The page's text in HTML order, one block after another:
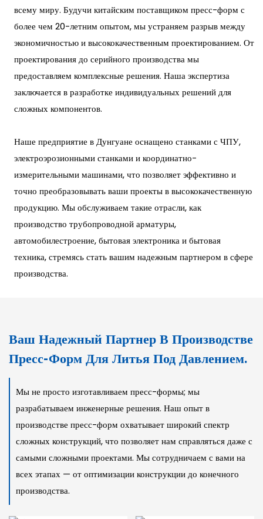
всему миру. Будучи китайским поставщиком пресс-форм с
более чем 20-летним опытом, мы устраняем разрыв между
экономичностью и высококачественным проектированием. От
проектирования до серийного производства мы
предоставляем комплексные решения. Наша экспертиза
заключается в разработке индивидуальных решений для
сложных компонентов.
Наше предприятие в Дунгуане оснащено станками с ЧПУ,
электроэрозионными станками и координатно-
измерительными машинами, что позволяет эффективно и
точно преобразовывать ваши проекты в высококачественную
продукцию. Мы обслуживаем такие отрасли, как
производство трубопроводной арматуры,
автомобилестроение, бытовая электроника и бытовая
техника, стремясь стать вашим надежным партнером в сфере
производства.
Ваш Надежный Партнер В Производстве
Пресс-Форм Для Литья Под Давлением.
Мы не просто изготавливаем пресс-формы; мы
разрабатываем инженерные решения. Наш опыт в
производстве пресс-форм охватывает широкий спектр
сложных конструкций, что позволяет нам справляться даже с
самыми сложными проектами. Мы сотрудничаем с вами на
всех этапах — от оптимизации конструкции до конечного
производства.